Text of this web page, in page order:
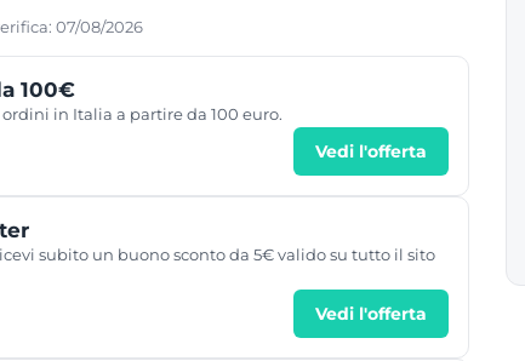
07/08/2026
100€
in Italia a partire da 100 euro.
Vedi l'offerta
subito un buono sconto da 5€ valido su tutto il sito
Vedi l'offerta